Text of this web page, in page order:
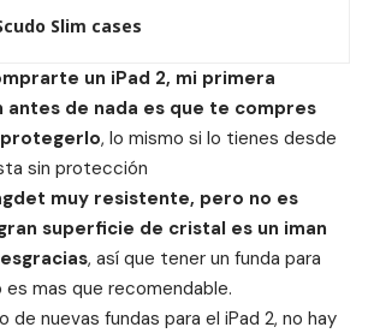
Slim cases
un iPad 2, mi primera
antes de nada es que te compres
protegerlo, lo mismo si lo tienes desde
sin protección
muy resistente, pero no es
superficie de cristal es un iman
, así que tener un funda para
mas que recomendable.
de nuevas fundas para el iPad 2, no hay